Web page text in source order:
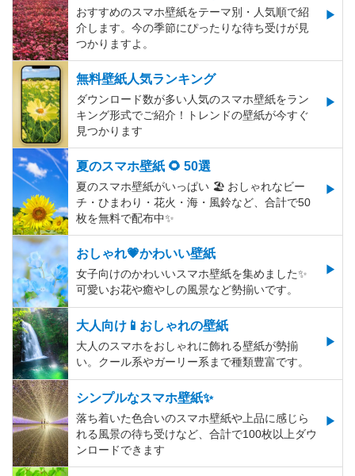
おすすめのスマホ壁紙をテーマ別・人気順で紹
介します。今の季節にぴったりな待ち受けが見
つかりますよ。
無料壁紙人気ランキング
ダウンロード数が多い人気のスマホ壁紙をラン
キング形式でご紹介！トレンドの壁紙が今すぐ
見つかります
夏のスマホ壁紙 🌻 50選
夏のスマホ壁紙がいっぱい 🏖 おしゃれなビー
チ・ひまわり・花火・海・風鈴など、合計で50
枚を無料で配布中✨
おしゃれ💗かわいい壁紙
女子向けのかわいいスマホ壁紙を集めました✨
可愛いお花や癒やしの風景など勢揃いです。
大人向け📱おしゃれの壁紙
大人のスマホをおしゃれに飾れる壁紙が勢揃
い。クール系やガーリー系まで種類豊富です。
シンプルなスマホ壁紙✨
落ち着いた色合いのスマホ壁紙や上品に感じら
れる風景の待ち受けなど、合計で100枚以上ダウ
ンロードできます